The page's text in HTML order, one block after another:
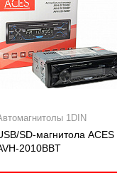
1DIN
SD-магнитола ACES
2010BBT